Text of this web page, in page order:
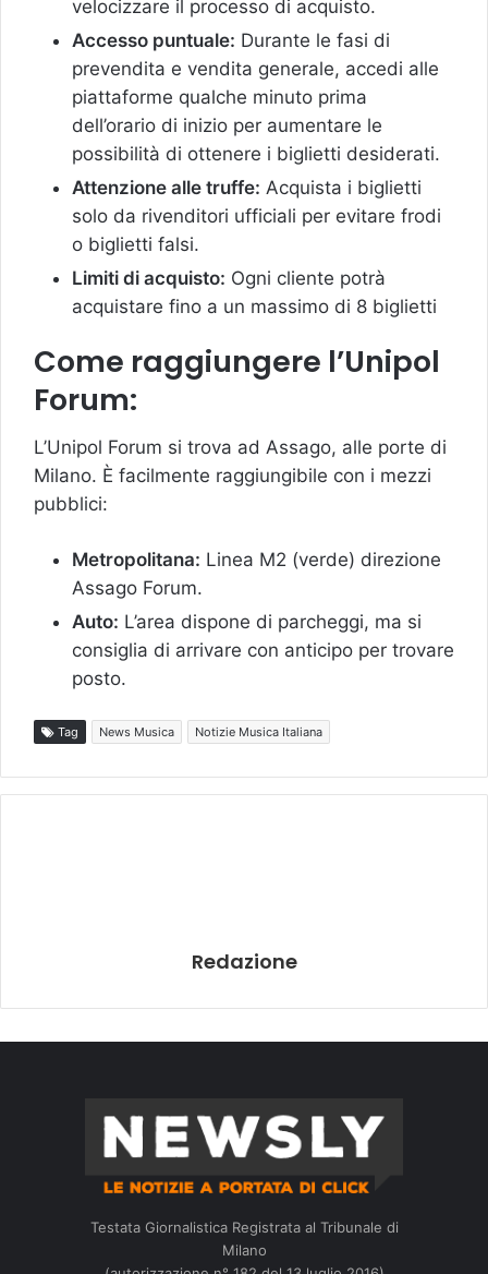
velocizzare il processo di acquisto.
Accesso puntuale: Durante le fasi di
prevendita e vendita generale, accedi alle
piattaforme qualche minuto prima
dell’orario di inizio per aumentare le
possibilità di ottenere i biglietti desiderati.
Attenzione alle truffe: Acquista i biglietti
solo da rivenditori ufficiali per evitare frodi
o biglietti falsi.
Limiti di acquisto: Ogni cliente potrà
acquistare fino a un massimo di 8 biglietti
Come raggiungere l’Unipol
Forum:
L’Unipol Forum si trova ad Assago, alle porte di
Milano. È facilmente raggiungibile con i mezzi
pubblici:
Metropolitana: Linea M2 (verde) direzione
Assago Forum.
Auto: L’area dispone di parcheggi, ma si
consiglia di arrivare con anticipo per trovare
posto.
Tag News Musica Notizie Musica Italiana
Redazione
Testata Giornalistica Registrata al Tribunale di
Milano